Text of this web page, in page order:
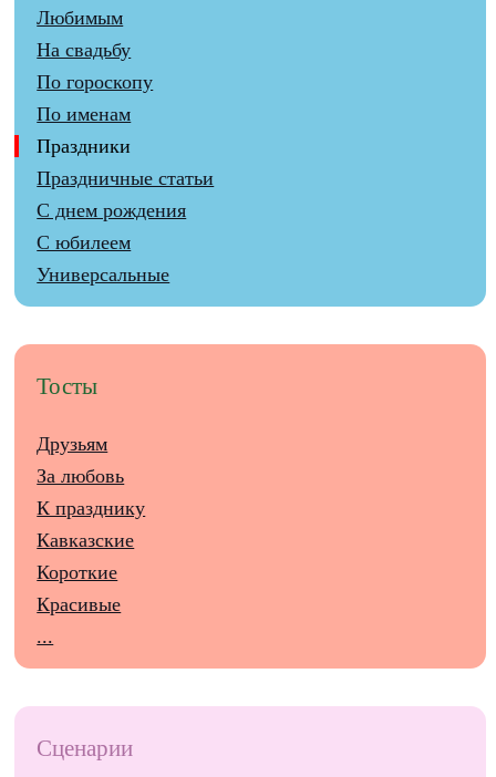
Любимым
На свадьбу
По гороскопу
По именам
Праздники
Праздничные статьи
С днем рождения
С юбилеем
Универсальные
Тосты
Друзьям
За любовь
К празднику
Кавказские
Короткие
Красивые
...
Сценарии